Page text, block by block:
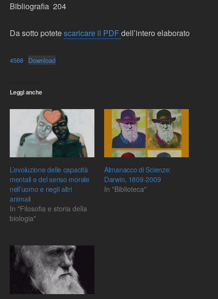
Bibliografia 204
Da sotto potetescaricare il PDFdell’intero elaborato
4568 Download
Leggi anche
L’evoluzione delle capacità
mentali e del senso morale
nell’uomo e negli altri
animali
In "Filosofia e storia della
biologia"
Almanacco di Scienze:
Darwin, 1809-2009
In "Biblioteca"